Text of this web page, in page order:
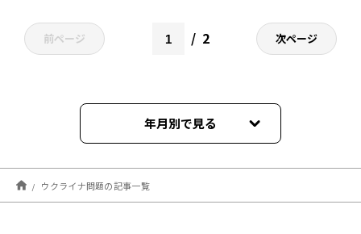
前ページ 2 次ページ
年月別で見る
2025年03月
2024年04月
ウクライナ問題の記事一覧